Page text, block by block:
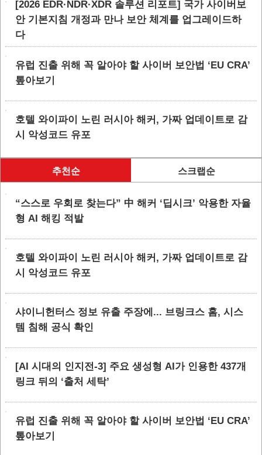
[2026 EDR·NDR·XDR 솔루션 리포트] 국가 사이버보
안 기본지침 개정과 만나 보안 체계를 업그레이드하
다
유럽 진출 위해 꼭 알아야 할 사이버 보안법 ‘EU CRA’
톺아보기
호텔 와이파이 노린 러시아 해커, 가짜 업데이트로 감
시 악성코드 유포
추천순 스크랩순
“스스로 우회로 찾는다” 中 해커 ‘딥시크’ 악용한 자율
형 AI 해킹 적발
호텔 와이파이 노린 러시아 해커, 가짜 업데이트로 감
시 악성코드 유포
샤이니헌터스 정보 유출 주장에... 브링크스 홈, 시스
템 침해 공식 확인
[AI 시대의 인지전-3] 주요 생성형 AI가 인용한 437개
링크 뒤의 ‘출처 세탁’
유럽 진출 위해 꼭 알아야 할 사이버 보안법 ‘EU CRA’
톺아보기